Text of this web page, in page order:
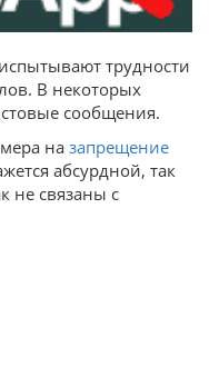
трудности
В некоторых
сообщения.
на запрещение
абсурдной, так
не связаны с